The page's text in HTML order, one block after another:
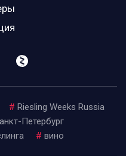
# Riesling Weeks Russia
Петербург
# вино